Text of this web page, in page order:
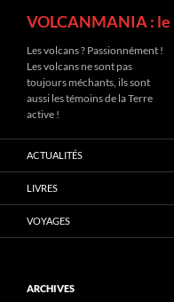
VOLCANMANIA : le
Les volcans ? Passionnément !
Les volcans ne sont pas
toujours méchants, ils sont
aussi les témoins de la Terre
active !
ACTUALITÉS
LIVRES
VOYAGES
ARCHIVES